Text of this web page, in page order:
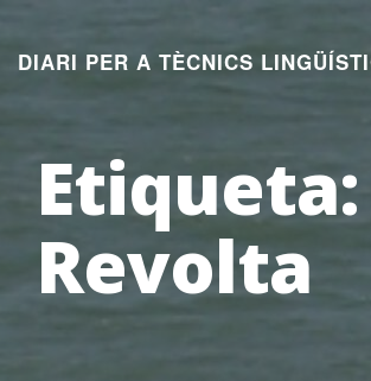
contingut
DIARI PER A TÈCNICS
Etiqueta:
Revolta